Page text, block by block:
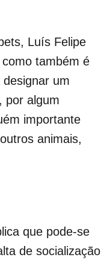
Luís Felipe
também é
um
por algum
importante
animais,
que pode-se
de socialização